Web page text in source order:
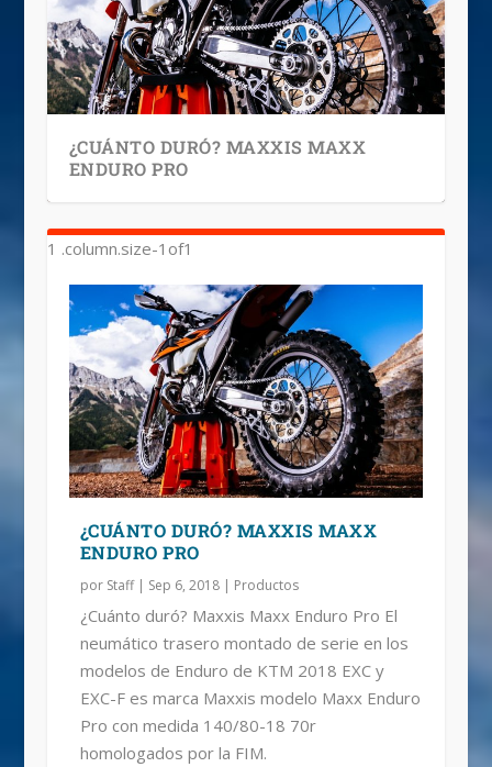
¿CUÁNTO DURÓ? MAXXIS MAXX
ENDURO PRO
¿CUÁNTO DURÓ? MAXXIS MAXX
ENDURO PRO
por Staff| Sep 6, 2018| Productos
¿Cuánto duró? Maxxis Maxx Enduro Pro El
neumático trasero montado de serie en los
modelos de Enduro de KTM 2018 EXC y
EXC-F es marca Maxxis modelo Maxx Enduro
Pro con medida 140/80-18 70r
homologados por la FIM.